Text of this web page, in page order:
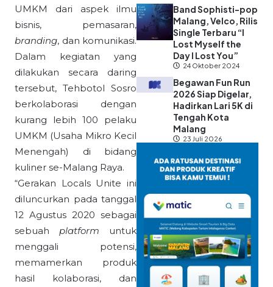
UMKM dari aspek ilmu
bisnis, pemasaran,
branding, dan komunikasi.
Dalam kegiatan yang
dilakukan secara daring
tersebut, Tehbotol Sosro
berkolaborasi dengan
kurang lebih 100 pelaku
UMKM (Usaha Mikro Kecil
Menengah) di bidang
kuliner se-Malang Raya.
“Gerakan Locals Unite ini
diluncurkan pada tanggal
12 Agustus 2020 sebagai
sebuah platform untuk
menggali potensi,
memamerkan produk
hasil kolaborasi, dan
Band Sophisti-pop
Malang, Velco, Rilis
Single Terbaru “I
Lost Myself the
Day I Lost You”
24 Oktober 2024
Begawan Fun Run
2026 Siap Digelar,
Hadirkan Lari 5K di
Tengah Kota
Malang
23 Juli 2026